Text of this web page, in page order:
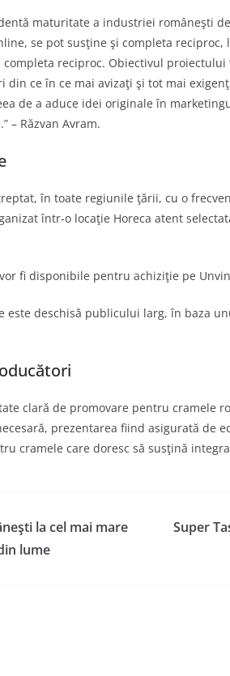
maturitate a industriei româneşti
se pot susţine şi completa
reciproc. Obiectivul proiectului
din ce în ce mai avizaţi şi tot mai
de a aduce idei originale în
– Răzvan Avram.
în toate regiunile ţării, cu o
într-o locaţie Horeca atent
fi disponibile pentru achiziţie pe
este deschisă publicului larg, în baza
clară de promovare pentru cramele
prezentarea fiind asigurată de
cramele care doresc să susţină
la cel mai mare
lume
Super